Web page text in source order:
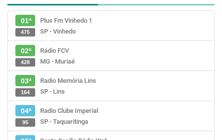
01ª
Plus Fm Vinhedo 1
SP - Vinhedo
475
02ª
Rádio FCV
MG - Muriaé
428
03ª
Radio Memória Lins
SP - Lins
164
04ª
Radio Clube Imperial
SP - Taquaritinga
95